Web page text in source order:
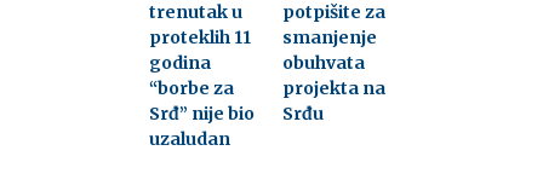
trenutak u
proteklih 11
godina
“borbe za
Srđ” nije bio
uzaludan
potpišite za
smanjenje
obuhvata
projekta na
Srđu